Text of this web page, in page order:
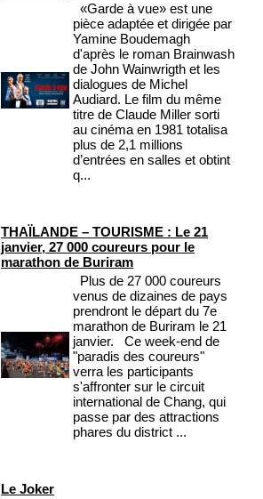
«Garde à vue» est une
pièce adaptée et dirigée par
Yamine Boudemagh
d'après le roman Brainwash
de John Wainwrigth et les
dialogues de Michel
Audiard. Le film du même
titre de Claude Miller sorti
au cinéma en 1981 totalisa
plus de 2,1 millions
d’entrées en salles et obtint
q...
THAÏLANDE – TOURISME : Le 21
janvier, 27 000 coureurs pour le
marathon de Buriram
Plus de 27 000 coureurs
venus de dizaines de pays
prendront le départ du 7e
marathon de Buriram le 21
janvier. Ce week-end de
"paradis des coureurs"
verra les participants
s'affronter sur le circuit
international de Chang, qui
passe par des attractions
phares du district ...
Le Joker